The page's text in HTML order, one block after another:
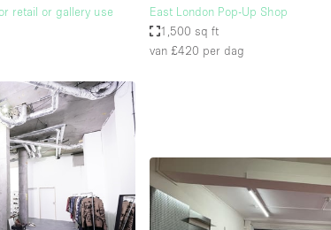
Verwarming
retail or gallery use
East London Pop-Up Shop
1,500 sq ft
van £420 per dag